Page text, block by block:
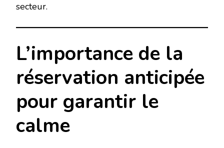
secteur.
L’importance de la
réservation anticipée
pour garantir le
calme